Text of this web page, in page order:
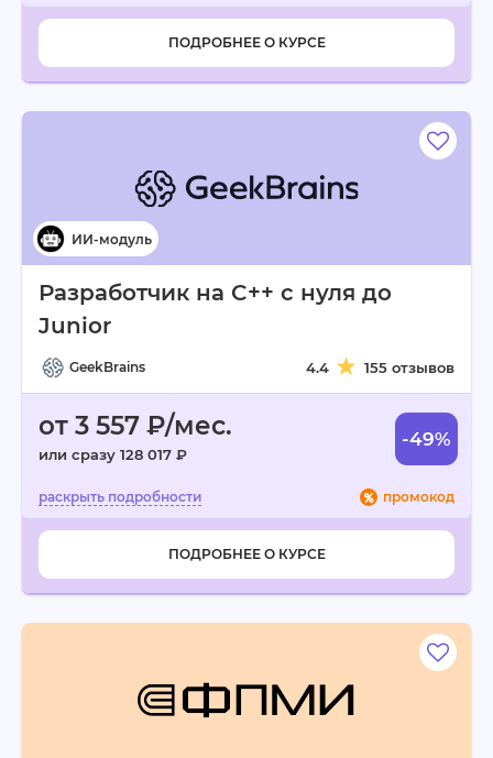
ПОДРОБНЕЕ О КУРСЕ
Разработчик на C++ с нуля до
Junior
GeekBrains 4.4 155 отзывов
от 3 557 ₽/мес.
или сразу 128 017 ₽
-49%
промокод
ПОДРОБНЕЕ О КУРСЕ